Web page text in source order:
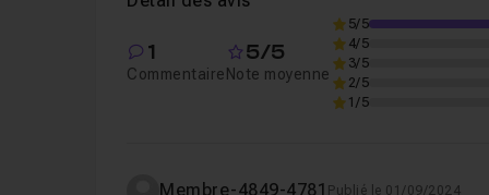
Chapitre 5 : Modifier la disposition du
Chapitre 6 : Afficher le pourcentage de la
1
Commentaire
5/5
Note moyenne
5/5
4/5
3/5
2/5
1/5
Membre-4849-4781 Publié le 01/09/2024